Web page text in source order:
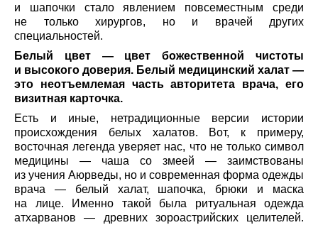
и шапочки стало явлением повсеместным среди
не только хирургов, но и врачей других
специальностей.
Белый цвет — цвет божественной чистоты
и высокого доверия. Белый медицинский халат —
это неотъемлемая часть авторитета врача, его
визитная карточка.
Есть и иные, нетрадиционные версии истории
происхождения белых халатов. Вот, к примеру,
восточная легенда уверяет нас, что не только символ
медицины — чаша со змеей — заимствованы
из учения Аюрведы, но и современная форма одежды
врача — белый халат, шапочка, брюки и маска
на лице. Именно такой была ритуальная одежда
атхарванов — древних зороастрийских целителей.